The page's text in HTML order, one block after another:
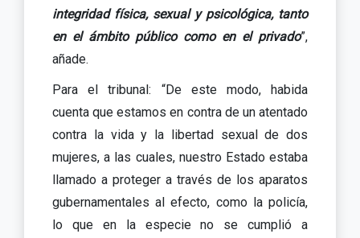
integridad física, sexual y psicológica, tanto
en el ámbito público como en el privado”,
añade.
Para el tribunal: “De este modo, habida
cuenta que estamos en contra de un atentado
contra la vida y la libertad sexual de dos
mujeres, a las cuales, nuestro Estado estaba
llamado a proteger a través de los aparatos
gubernamentales al efecto, como la policía,
lo que en la especie no se cumplió a